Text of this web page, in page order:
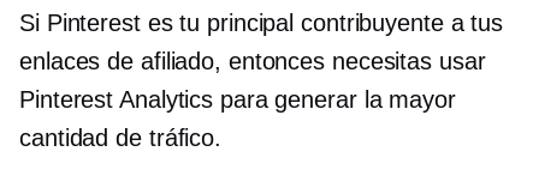
Si Pinterest es tu principal contribuyente a tus
enlaces de afiliado, entonces necesitas usar
Pinterest Analytics para generar la mayor
cantidad de tráfico.